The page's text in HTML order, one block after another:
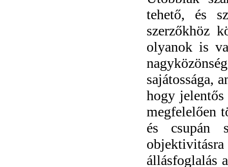
tehető, és
szerzőkhöz
olyanok is
sajátossága,
hogy
megfelelően
és csupán
állásfoglalás